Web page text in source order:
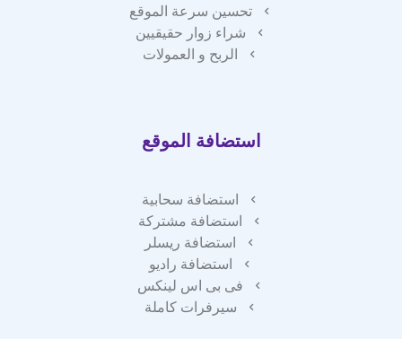
تحسين سرعة الموقع
شراء زوار حقيقيين
الربح و العمولات
استضافة الموقع
استضافة سحابية
استضافة مشتركة
استضافة ريسلر
استضافة راديو
فى بى اس لينكس
سيرفرات كاملة